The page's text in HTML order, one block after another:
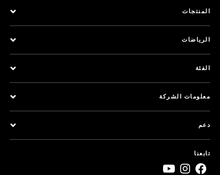
المنتجات
الرياضات
الفئة
معلومات الشركة
دعم
تابعنا